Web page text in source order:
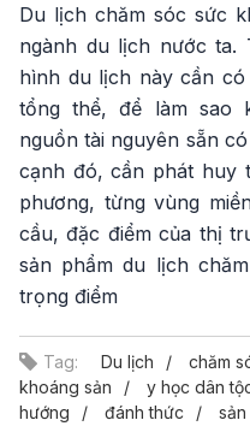
Du lịch chăm sóc sức
ngành du lịch nước ta.
hình du lịch này cần
tổng thể, để làm sao
nguồn tài nguyên sẵn
cạnh đó, cần phát huy
phương, từng vùng
cầu, đặc điểm của thị
sản phẩm du lịch
trọng điểm
Tag: Du lịch chăm
khoáng sản
y học dân
hướng
đánh thức sản